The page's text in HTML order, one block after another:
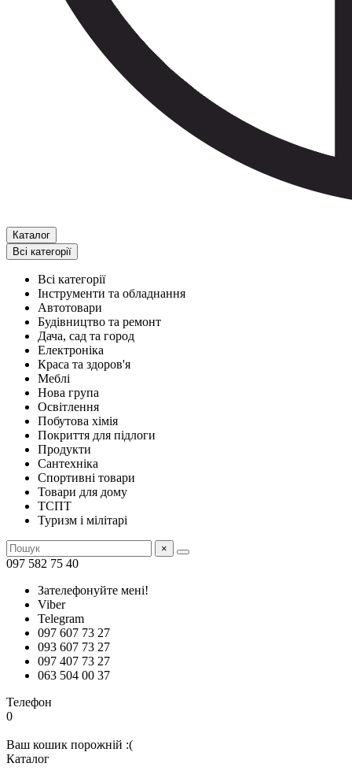
Каталог
Всі категорії
Всі категорії
Інструменти та обладнання
Автотовари
Будівництво та ремонт
Дача, сад та город
Електроніка
Краса та здоров'я
Меблі
Нова група
Освітлення
Побутова хімія
Покриття для підлоги
Продукти
Сантехніка
Спортивні товари
Товари для дому
ТСПТ
Туризм і мілітарі
×
097 582 75 40
Зателефонуйте мені!
Viber
Telegram
097 607 73 27
093 607 73 27
097 407 73 27
063 504 00 37
Телефон
0
Ваш кошик порожній :(
Каталог